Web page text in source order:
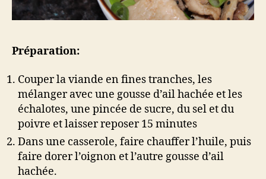
Préparation:
Couper la viande en fines tranches, les
mélanger avec une gousse d’ail hachée et les
échalotes, une pincée de sucre, du sel et du
poivre et laisser reposer 15 minutes
Dans une casserole, faire chauffer l’huile, puis
faire dorer l’oignon et l’autre gousse d’ail
hachée.